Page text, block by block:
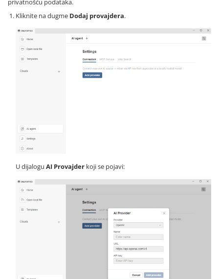
privatnošću podataka.
Kliknite na dugme Dodaj provajdera.
U dijalogu AI Provajder koji se pojavi: